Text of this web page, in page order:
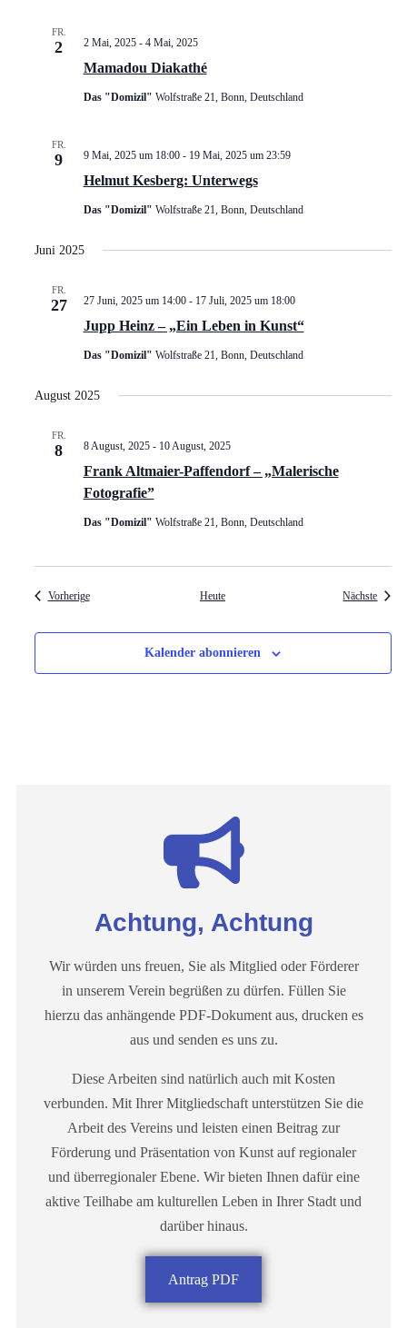
FR.
2
Mamadou Diakathé
2 Mai, 2025- 4 Mai, 2025
Das "Domizil" Wolfstraße 21, Bonn, Deutschland
FR.
9
Helmut Kesberg: Unterwegs
9 Mai, 2025 um 18:00- 19 Mai, 2025 um 23:59
Das "Domizil" Wolfstraße 21, Bonn, Deutschland
Juni 2025
FR.
27
Jupp Heinz – „Ein Leben in Kunst“
27 Juni, 2025 um 14:00- 17 Juli, 2025 um 18:00
Das "Domizil" Wolfstraße 21, Bonn, Deutschland
August 2025
FR.
8
Frank Altmaier-Paffendorf – „Malerische
Fotografie”
8 August, 2025- 10 August, 2025
Das "Domizil" Wolfstraße 21, Bonn, Deutschland
VorherigeVeranstaltungen Heute Nächste
Kalender abonnieren
Achtung, Achtung
Wir würden uns freuen, Sie als Mitglied oder Förderer
in unserem Verein begrüßen zu dürfen. Füllen Sie
hierzu das anhängende PDF-Dokument aus, drucken es
aus und senden es uns zu.
Diese Arbeiten sind natürlich auch mit Kosten
verbunden. Mit Ihrer Mitgliedschaft unterstützen Sie die
Arbeit des Vereins und leisten einen Beitrag zur
Förderung und Präsentation von Kunst auf regionaler
und überregionaler Ebene. Wir bieten Ihnen dafür eine
aktive Teilhabe am kulturellen Leben in Ihrer Stadt und
darüber hinaus.
Antrag PDF